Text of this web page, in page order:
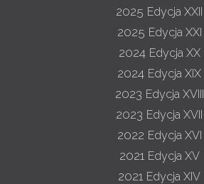
2025 Edycja XXII
2025 Edycja XXI
2024 Edycja XX
2024 Edycja XIX
2023 Edycja XVIII
2023 Edycja XVII
2022 Edycja XVI
2021 Edycja XV
2021 Edycja XIV